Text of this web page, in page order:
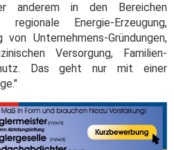
anderem in den Bereichen
Energie-Erzeugung,
von Unternehmens-Gründungen,
Versorgung, Familien-
Das geht nur mit einer